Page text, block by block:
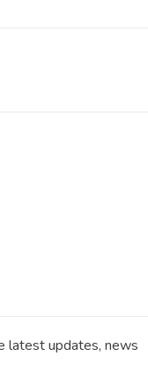
latest updates, news